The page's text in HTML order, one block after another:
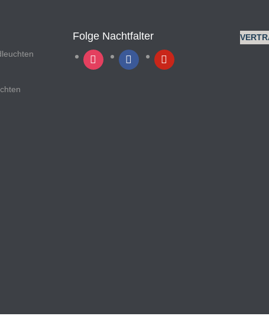
Folge Nachtfalter
instagramfacebook pinterest